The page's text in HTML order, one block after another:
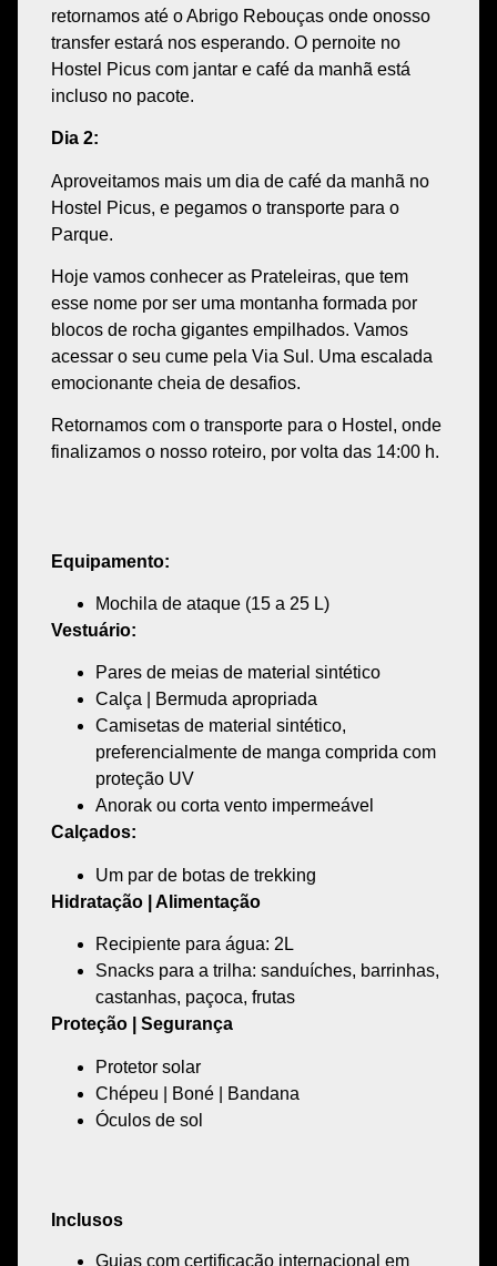
retornamos até oAbrigo Rebouças onde onosso
transfer estará nos esperando. O pernoite no
Hostel Picus com jantar e café da manhã está
incluso no pacote.
Dia 2:
Aproveitamos mais um dia de café da manhã no
Hostel Picus, e pegamos o transporte para o
Parque.
Hoje vamos conhecer as Prateleiras, que tem
esse nome por ser uma montanha formada por
blocos de rocha gigantes empilhados. Vamos
acessar o seu cume pela Via Sul . Uma escalada
emocionante cheia de desafios.
Retornamos com o transporte para o Hostel, onde
finalizamos o nosso roteiro, por volta das 14:00 h.
Equipamento:
Mochila de ataque (15 a 25 L)
Vestuário:
Pares de meias de material sintético
Calça | Bermuda apropriada
Camisetas de material sintético,
preferencialmente de manga comprida com
proteção UV
Anorak ou corta vento impermeável
Calçados:
Um par de botas de trekking
Hidratação | Alimentação
Recipiente para água: 2L
Snacks para a trilha: sanduíches, barrinhas,
castanhas, paçoca, frutas
Proteção | Segurança
Protetor solar
Chépeu | Boné | Bandana
Óculos de sol
Inclusos
Guias com certificação internacional em